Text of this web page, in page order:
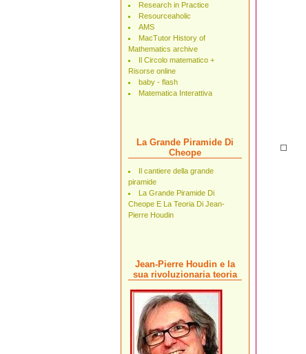
Research in Practice
Resourceaholic
AMS
MacTutor History of
Mathematics archive
Il Circolo matematico +
Risorse online
baby - flash
Matematica Interattiva
La Grande Piramide Di
Cheope
Il cantiere della grande
piramide
La Grande Piramide Di
Cheope E La Teoria Di Jean-
Pierre Houdin
Jean-Pierre Houdin e la
sua rivoluzionaria teoria